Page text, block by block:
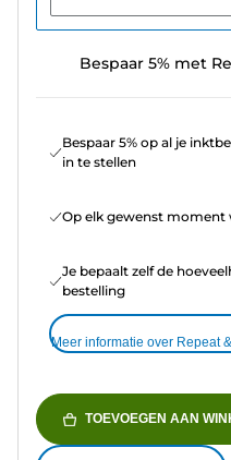
Bespaar 5% met
Bespaar 5% op al je
in te stellen
Op elk gewenst moment
Je bepaalt zelf de
bestelling
Meer informatie over Repeat
TOEVOEGEN AAN